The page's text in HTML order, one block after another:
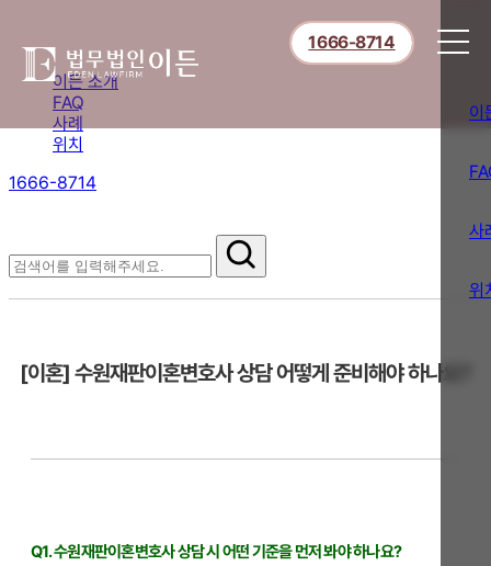
이든 소개
FAQ
사례
위치
1666-8714
1666-8714
이
사
위
[이혼] 수원재판이혼변호사 상담 어떻게 준비해야 하나요?
Q1. 수원재판이혼변호사 상담 시 어떤 기준을 먼저 봐야 하나요?